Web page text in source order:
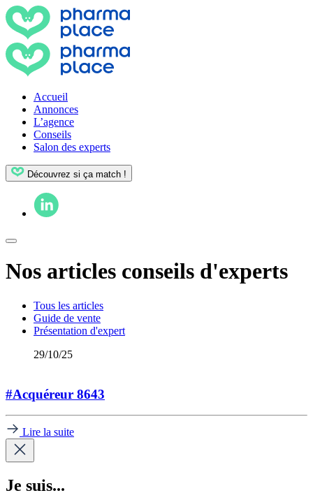
Accueil
Annonces
L’agence
Conseils
Salon des experts
Découvrez si ça match !
Nos articles conseils d'experts
Tous les articles
Guide de vente
Présentation d'expert
29/10/25
#Acquéreur 8643
Lire la suite
Je suis...